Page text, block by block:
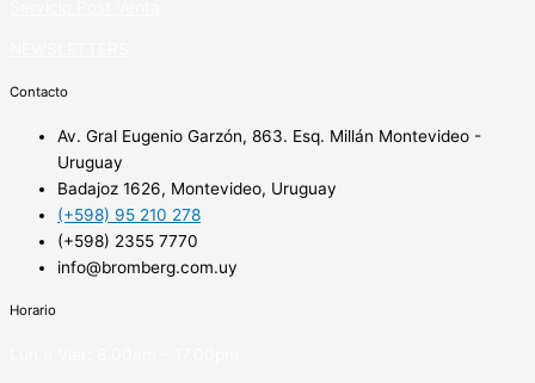
Contacto
Av. Gral Eugenio Garzón, 863. Esq. Millán Montevideo -
Uruguay
Badajoz 1626, Montevideo, Uruguay
(+598) 95 210 278
(+598) 2355 7770
info@bromberg.com.uy
Horario